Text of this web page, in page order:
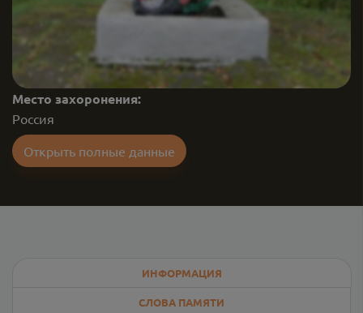
Место захоронения:
Россия
Открыть полные данные
ИНФОРМАЦИЯ
СЛОВА ПАМЯТИ